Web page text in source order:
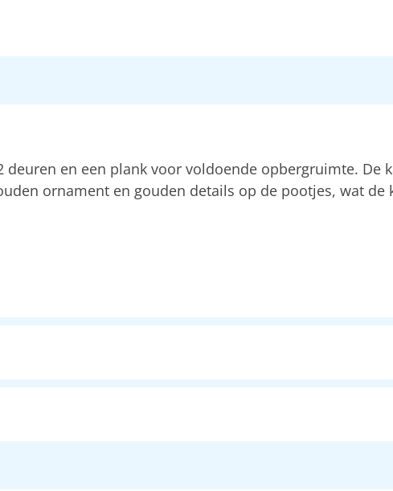
en een plank voor voldoende opbergruimte. De
ornament en gouden details op de pootjes, wat de